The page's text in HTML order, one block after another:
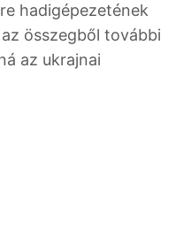
hadigépezetének
összegből további
az ukrajnai